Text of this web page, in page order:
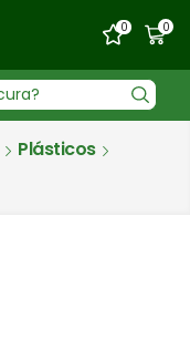
0 0
Entrada
de
pesquisa
Plásticos